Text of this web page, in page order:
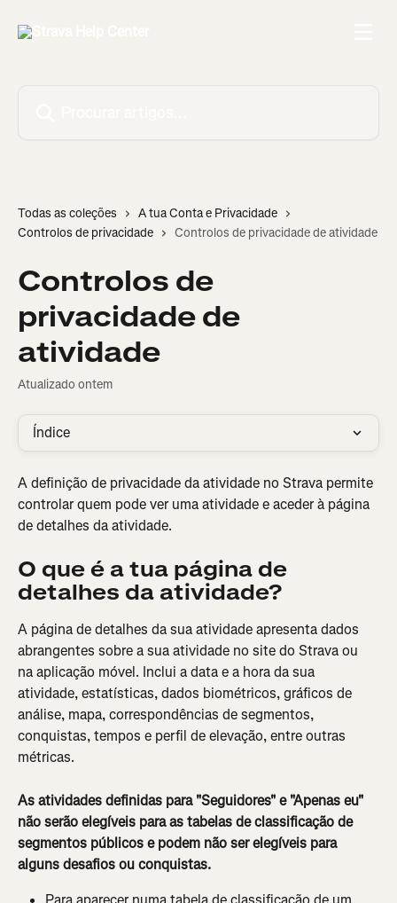
Todas as coleções
A tua Conta e Privacidade
Controlos de privacidade
Controlos de privacidade de atividade
Controlos de
privacidade de
atividade
Atualizado ontem
Índice
A definição de privacidade da atividade no Strava permite
controlar quem pode ver uma atividade e aceder à página
de detalhes da atividade.
O que é a tua página de
detalhes da atividade?
A página de detalhes da sua atividade apresenta dados
abrangentes sobre a sua atividade no site do Strava ou
na aplicação móvel. Inclui a data e a hora da sua
atividade, estatísticas, dados biométricos, gráficos de
análise, mapa, correspondências de segmentos,
conquistas, tempos e perfil de elevação, entre outras
métricas.
As atividades definidas para "Seguidores" e "Apenas eu"
não serão elegíveis para as tabelas de classificação de
segmentos públicos e podem não ser elegíveis para
alguns desafios ou conquistas.